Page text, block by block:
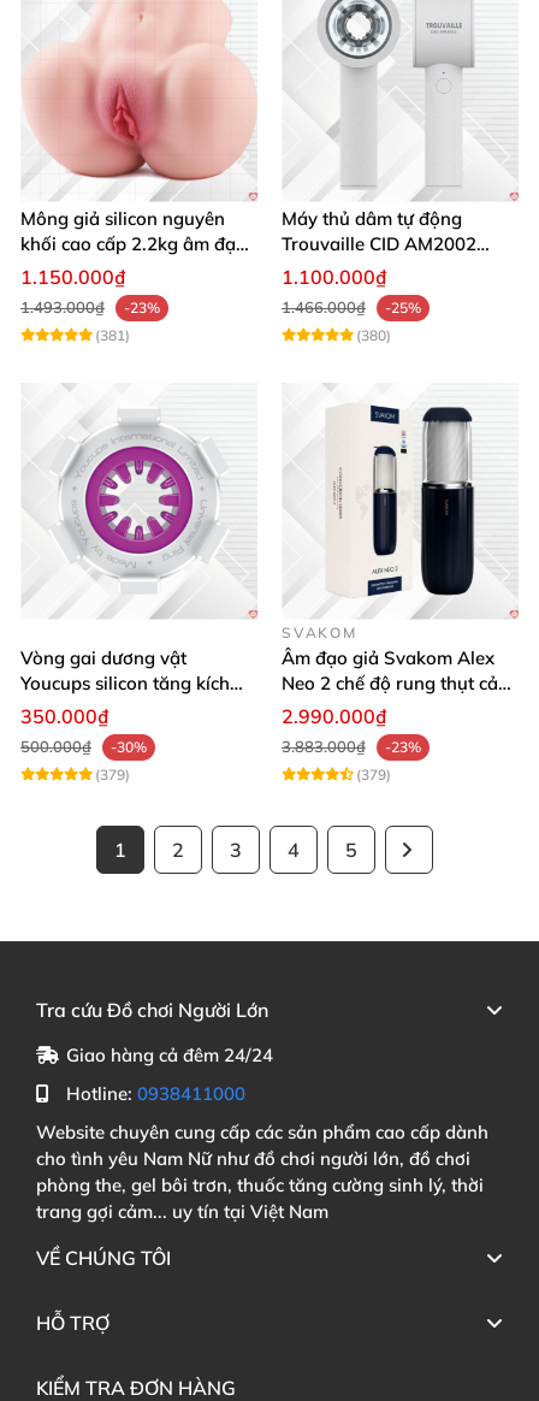
Mông giả silicon nguyên
khối cao cấp 2.2kg âm đạo
và hậu môn khít bót
1.150.000₫
1.493.000₫
-23%
(381)
Máy thủ dâm tự động
Trouvaille CID AM2002
tăng khoái cảm
1.100.000₫
1.466.000₫
-25%
(380)
Vòng gai dương vật
Youcups silicon tăng kích
thước cực mạnh
350.000₫
500.000₫
-30%
(379)
SVAKOM
Âm đạo giả Svakom Alex
Neo 2 chế độ rung thụt cảm
giác thật
2.990.000₫
3.883.000₫
-23%
(379)
1 2 3 4 5
Tra cứu Đồ chơi Người Lớn
Giao hàng cả đêm 24/24
Hotline: 0938411000
Website chuyên cung cấp các sản phẩm cao cấp dành
cho tình yêu Nam Nữ như đồ chơi người lớn, đồ chơi
phòng the, gel bôi trơn, thuốc tăng cường sinh lý, thời
trang gợi cảm... uy tín tại Việt Nam
VỀ CHÚNG TÔI
HỖ TRỢ
KIỂM TRA ĐƠN HÀNG